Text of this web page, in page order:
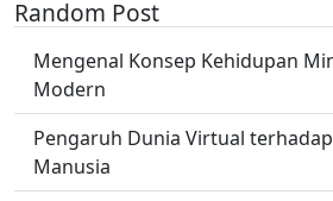
Random Post
Mengenal Konsep Kehidupan
Modern
Pengaruh Dunia Virtual
Manusia